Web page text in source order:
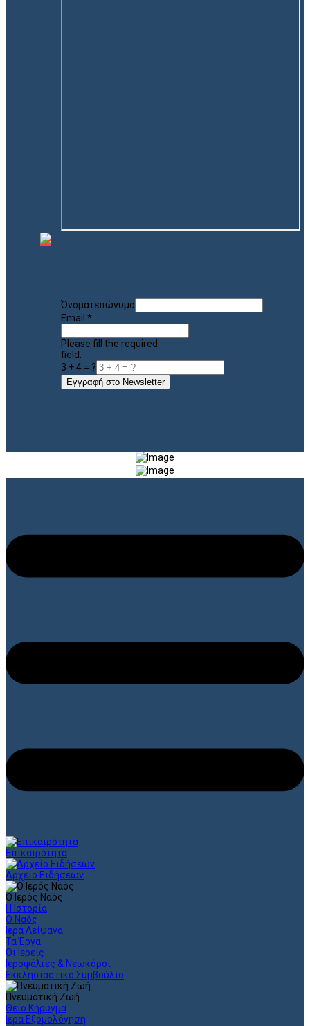
Όνοματεπώνυμο
Email *
Please fill the required
field.
3 + 4 = ?
Εγγραφή στο Newsletter
Επικαιρότητα
Αρχείο Ειδήσεων
Ο Ιερός Ναός
Η Ιστορία
Ο Ναός
Ιερά Λείψανα
Τα Έργα
Οι Ιερείς
Ιεροψάλτες & Νεωκόροι
Εκκλησιαστικό Συμβούλιο
Πνευματική Ζωή
Θείο Κήρυγμα
Ιερά Εξομολόγηση